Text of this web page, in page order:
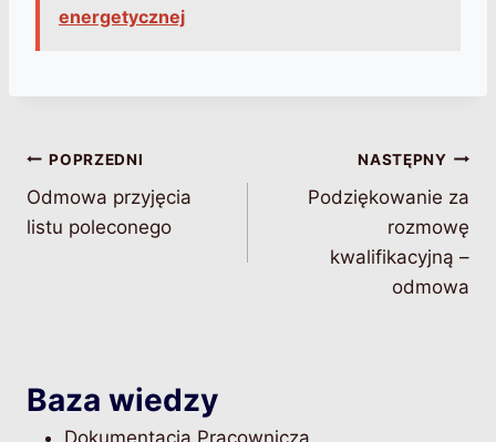
energetycznej
Nawigacja
wpisu
POPRZEDNI
Odmowa przyjęcia
listu poleconego
NASTĘPNY
Podziękowanie za
rozmowę
kwalifikacyjną –
odmowa
Baza wiedzy
Dokumentacja Pracownicza